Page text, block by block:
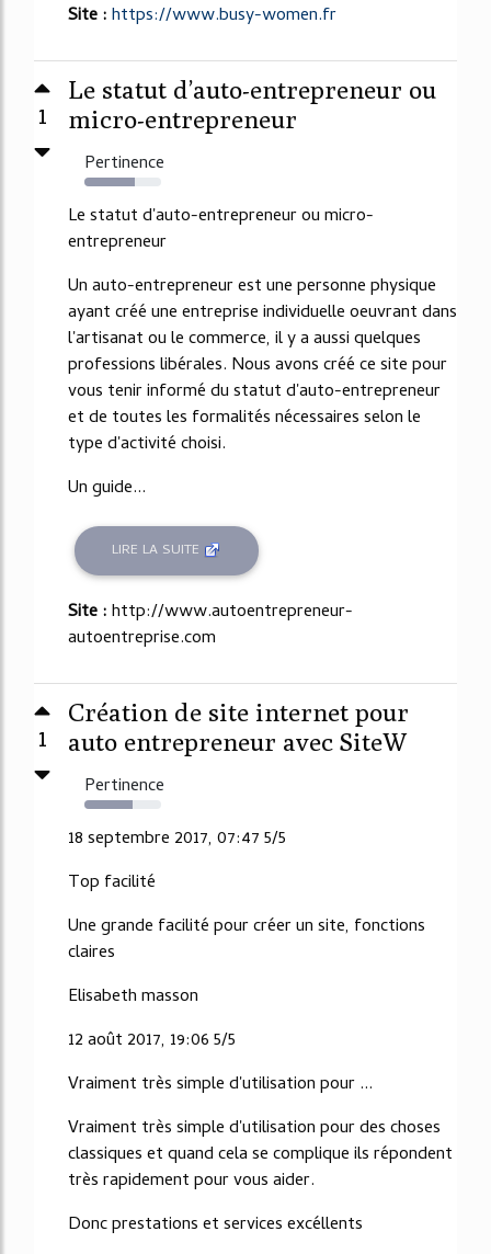
Site :https://www.busy-women.fr
1
Le statut d’auto-entrepreneur ou
micro-entrepreneur
Pertinence
65%
Le statut d'auto-entrepreneur ou micro-
entrepreneur
Un auto-entrepreneur est une personne physique
ayant créé une entreprise individuelle oeuvrant dans
l'artisanat ou le commerce, il y a aussi quelques
professions libérales. Nous avons créé ce site pour
vous tenir informé du statut d'auto-entrepreneur
et de toutes les formalités nécessaires selon le
type d'activité choisi.
Un guide...
LIRE LA SUITE
Site :http://www.autoentrepreneur-
autoentreprise.com
1
Création de site internet pour
auto entrepreneur avec SiteW
Pertinence
63%
18 septembre 2017, 07:47 5/5
Top facilité
Une grande facilité pour créer un site, fonctions
claires
Elisabeth masson
12 août 2017, 19:06 5/5
Vraiment très simple d'utilisation pour ...
Vraiment très simple d'utilisation pour des choses
classiques et quand cela se complique ils répondent
très rapidement pour vous aider.
Donc prestations et services excéllents